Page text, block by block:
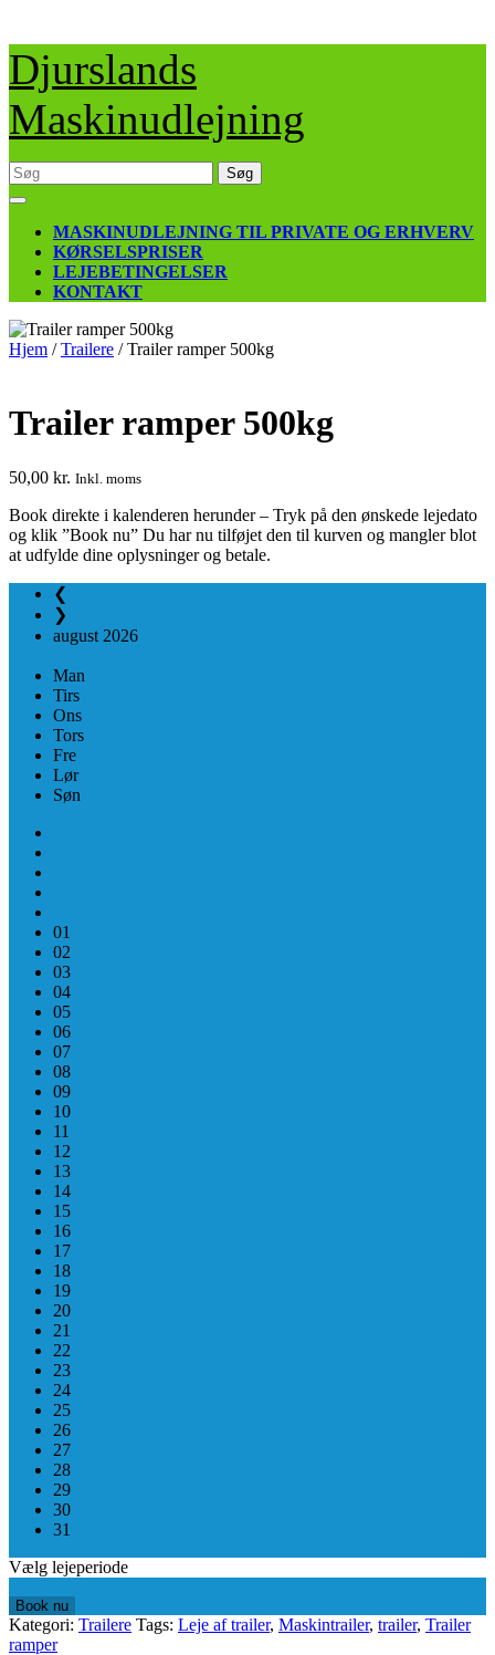
Skip
content
Djurslands
Maskinudlejning
Søg
efter:
Open
ButtonMASKINUDLEJNING TIL PRIVATE OG ERHVERV
KØRSELSPRISER
LEJEBETINGELSER
KONTAKT
CLOSE
BUTTON
Hjem /Trailere / Trailer ramper 500kg
Trailer ramper 500kg
50,00 kr. Inkl. moms
Book direkte i kalenderen herunder – Tryk på den ønskede lejedato
og klik ”Book nu” Du har nu tilføjet den til kurven og mangler blot
at udfylde dine oplysninger og betale.
❮
❯
august 2026
Man
Tirs
Ons
Tors
Fre
Lør
Søn
01
02
03
04
05
06
07
08
09
10
11
12
13
14
15
16
17
18
19
20
21
22
23
24
25
26
27
28
29
30
31
Vælg lejeperiode
Book nu
Kategori: Trailere Tags: Leje af trailer, Maskintrailer, trailer, Trailer
ramper